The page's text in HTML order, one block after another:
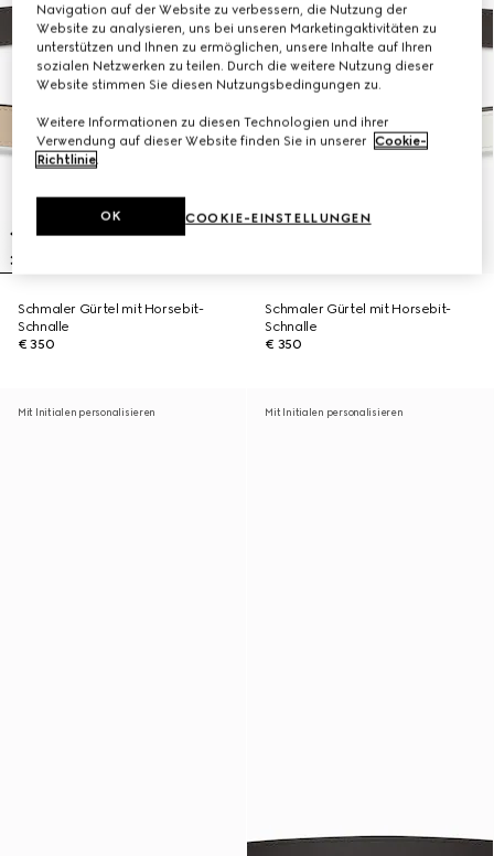
Schmaler Gürtel mit Horsebit-
Schnalle
€ 350
Schmaler Gürtel mit Horsebit-
Schnalle
€ 350
Mit Initialen personalisieren Mit Initialen personalisieren
Navigation auf der Website zu verbessern, die Nutzung der
Website zu analysieren, uns bei unseren Marketingaktivitäten zu
unterstützen und Ihnen zu ermöglichen, unsere Inhalte auf Ihren
sozialen Netzwerken zu teilen. Durch die weitere Nutzung dieser
Website stimmen Sie diesen Nutzungsbedingungen zu.
Weitere Informationen zu diesen Technologien und ihrer
Verwendung auf dieser Website finden Sie in unserer Cookie-
Richtlinie.
COOKIE-EINSTELLUNGEN
OK